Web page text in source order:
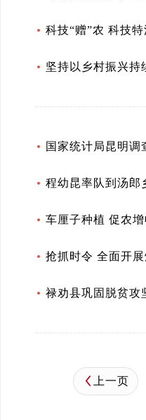
科技“赠”农 科技
坚持以乡村振兴持
国家统计局昆明
程幼昆率队到汤郎
车厘子种植 促农增
抢抓时令 全面开
禄劝县巩固脱贫攻
上一页